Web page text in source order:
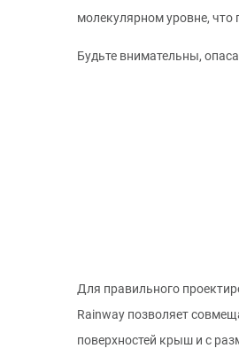
молекулярном уровне, что
Будьте внимательны,
Для правильного
Rainway позволяет
поверхностей крыш и с